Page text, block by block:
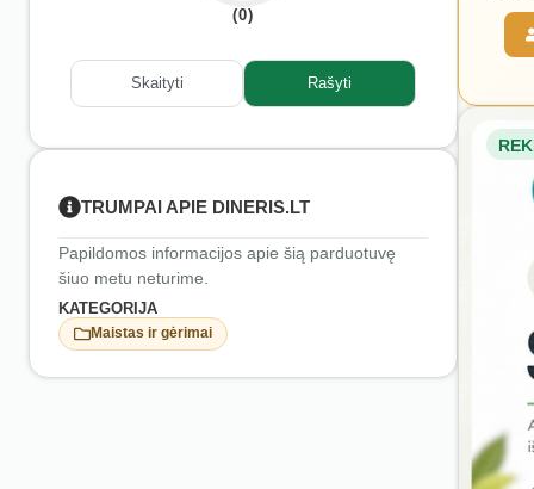
(0)
Skaityti Rašyti
TRUMPAI APIE DINERIS.LT
Papildomos informacijos apie šią parduotuvę
šiuo metu neturime.
KATEGORIJA
Maistas ir gėrimai